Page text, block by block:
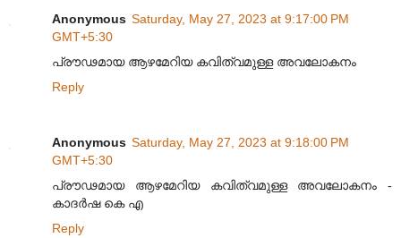
Anonymous Saturday, May 27, 2023 at 9:17:00 PM
GMT+5:30
പ്രൗഢമായ ആഴമേറിയ കവിത്വമുള്ള അവലോകനം
Reply
Anonymous Saturday, May 27, 2023 at 9:18:00 PM
GMT+5:30
പ്രൗഢമായ ആഴമേറിയ കവിത്വമുള്ള അവലോകനം -
കാദർഷ കെ എ
Reply